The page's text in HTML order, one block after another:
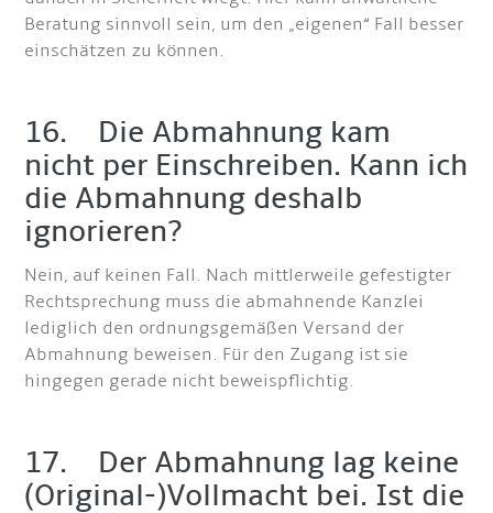
Beratung sinnvoll sein, um den „eigenen“ Fall besser
einschätzen zu können.
16. Die Abmahnung kam
nicht per Einschreiben. Kann ich
die Abmahnung deshalb
ignorieren?
Nein, auf keinen Fall. Nach mittlerweile gefestigter
Rechtsprechung muss die abmahnende Kanzlei
lediglich den ordnungsgemäßen Versand der
Abmahnung beweisen. Für den Zugang ist sie
hingegen gerade nicht beweispflichtig.
17. Der Abmahnung lag keine
(Original-)Vollmacht bei. Ist die